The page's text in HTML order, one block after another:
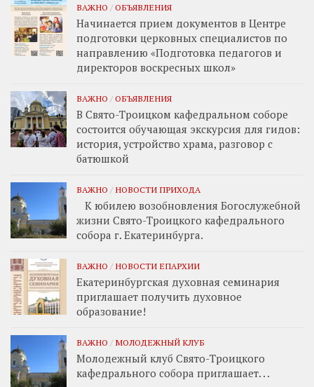
ВАЖНО / ОБЪЯВЛЕНИЯ
Начинается прием документов в Центре
подготовки церковных специалистов по
направлению «Подготовка педагогов и
директоров воскресных школ»
ВАЖНО / ОБЪЯВЛЕНИЯ
В Свято-Троицком кафедральном соборе
состоится обучающая экскурсия для гидов:
история, устройство храма, разговор с
батюшкой
ВАЖНО / НОВОСТИ ПРИХОДА
К юбилею возобновления Богослужебной
жизни Свято-Троицкого кафедрального
собора г. Екатеринбурга.
ВАЖНО / НОВОСТИ ЕПАРХИИ
Екатеринбургская духовная семинария
приглашает получить духовное
образование!
ВАЖНО / МОЛОДЕЖНЫЙ КЛУБ
Молодежный клуб Свято-Троицкого
кафедрального собора приглашает. . .